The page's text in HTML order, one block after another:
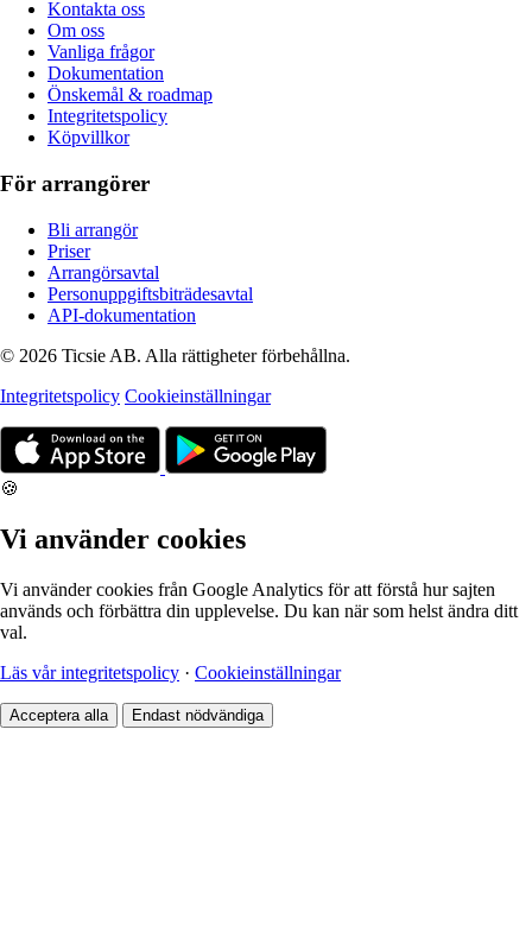
Kontakta oss
Om oss
Vanliga frågor
Dokumentation
Önskemål & roadmap
Integritetspolicy
Köpvillkor
För arrangörer
Bli arrangör
Priser
Arrangörsavtal
Personuppgiftsbiträdesavtal
API-dokumentation
© 2026 Ticsie AB. Alla rättigheter förbehållna.
Integritetspolicy Cookieinställningar
🍪
Vi använder cookies
Vi använder cookies från Google Analytics för att förstå hur sajten
används och förbättra din upplevelse. Du kan när som helst ändra ditt
val.
Läs vår integritetspolicy · Cookieinställningar
Acceptera alla Endast nödvändiga